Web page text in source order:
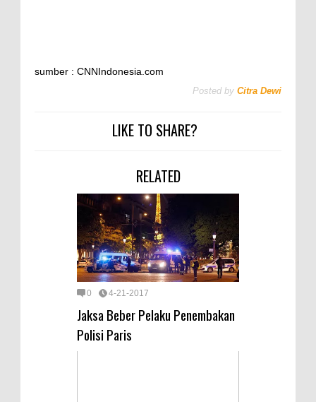
sumber : CNNIndonesia.com
Posted by Citra Dewi
LIKE TO SHARE?
RELATED
0 4-21-2017
Jaksa Beber Pelaku Penembakan
Polisi Paris